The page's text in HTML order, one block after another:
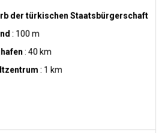
der türkischen Staatsbürgerschaft
: 100 m
: 40 km
: 1 km